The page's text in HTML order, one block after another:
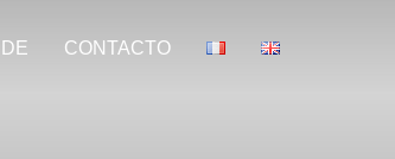
CONTACTO